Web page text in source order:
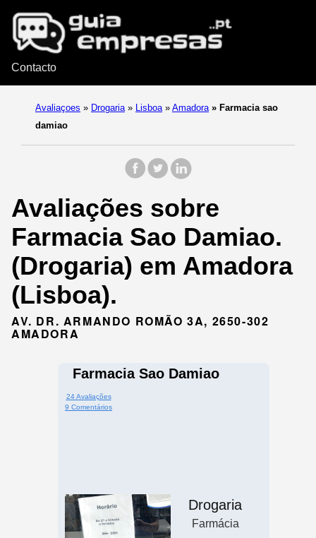
Contacto
Avaliaçoes » Drogaria » Lisboa » Amadora » Farmacia sao
damiao
Avaliações sobre
Farmacia Sao Damiao.
(Drogaria) em Amadora
(Lisboa).
AV. DR. ARMANDO ROMÃO 3A, 2650-302
AMADORA
Farmacia Sao Damiao
24 Avaliações
9 Comentários
Drogaria
Farmácia